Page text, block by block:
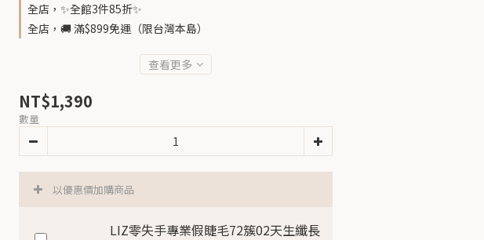
全店，✨全館3件85折✨
全店，🚚 滿$899免運（限台灣本島）
查看更多
NT$1,390
數量
以優惠價加購商品
LIZ零失手專業假睫毛72簇02天生纖長